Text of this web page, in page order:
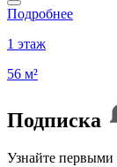
Подробнее
1 этаж
56 м²
Подписка
Узнайте первыми